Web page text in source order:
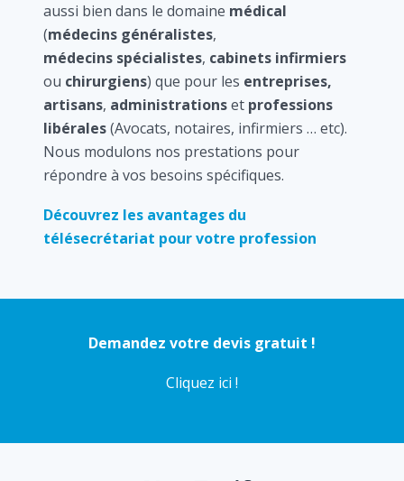
aussi bien dans le domaine médical
(médecins généralistes,
médecins spécialistes, cabinets infirmiers
ou chirurgiens) que pour les entreprises,
artisans, administrationset professions
libérales(Avocats, notaires, infirmiers … etc).
Nous modulons nos prestations pour
répondre à vos besoins spécifiques.
Découvrez les avantages du
télésecrétariat pour votre profession
Demandez votre devis gratuit !
Cliquez ici !